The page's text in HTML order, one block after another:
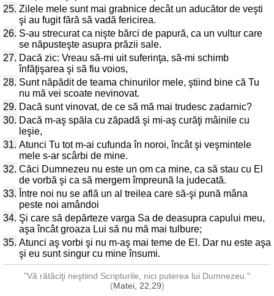
25. Zilele mele sunt mai grabnice decât un aducător de veşti
şi au fugit fără să vadă fericirea.
26. S-au strecurat ca nişte bărci de papură, ca un vultur care
se năpusteşte asupra prăzii sale.
27. Dacă zic: Vreau să-mi uit suferinţa, să-mi schimb
înfăţişarea şi să fiu voios,
28. Sunt năpădit de teama chinurilor mele, ştiind bine că Tu
nu mă vei scoate nevinovat.
29. Dacă sunt vinovat, de ce să mă mai trudesc zadarnic?
30. Dacă m-aş spăla cu zăpadă şi mi-aş curăţi mâinile cu
leşie,
31. Atunci Tu tot m-ai cufunda în noroi, încât şi veşmintele
mele s-ar scârbi de mine.
32. Căci Dumnezeu nu este un om ca mine, ca să stau cu El
de vorbă şi ca să mergem împreună la judecată.
33. Între noi nu se află un al treilea care să-şi pună mâna
peste noi amândoi
34. Şi care să depărteze varga Sa de deasupra capului meu,
aşa încât groaza Lui să nu mă mai tulbure;
35. Atunci aş vorbi şi nu m-aş mai teme de El. Dar nu este aşa
şi eu sunt singur cu mine însumi.
"Vă rătăciţi neştiind Scripturile, nici puterea lui Dumnezeu."
(Matei, 22,29)